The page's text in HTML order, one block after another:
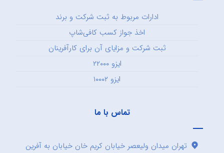
ادارات مربوط به ثبت شرکت و برند
اخذ جواز کسب کافی‌شاپ
ثبت شرکت و مزایای آن برای کارآفرینان
ایزو ۲۲۰۰۰
ایزو ۱۰۰۰۲
تماس با ما
تهران میدان ولیعصر خیابان کریم خان خیابان به آفرین